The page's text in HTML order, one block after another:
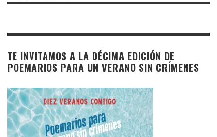
TE INVITAMOS A LA DÉCIMA EDICIÓN DE
POEMARIOS PARA UN VERANO SIN CRÍMENES